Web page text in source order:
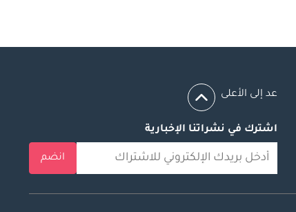
عد إلى الأعلى
اشترك في نشراتنا الإخبارية
انضم